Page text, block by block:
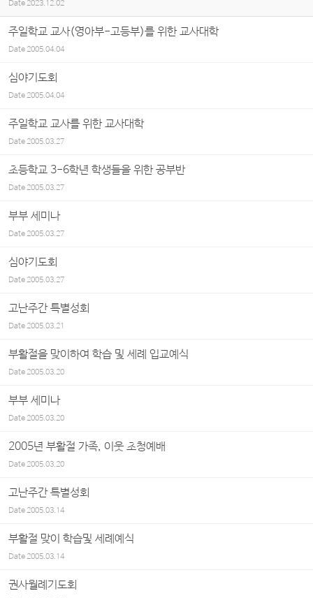
Date 2023.12.02
주일학교 교사(영아부-고등부)를 위한 교사대학
Date2005.04.04
심야기도회
Date2005.04.04
주일학교 교사를 위한 교사대학
Date2005.03.27
초등학교 3-6학년 학생들을 위한 공부반
Date2005.03.27
부부 세미나
Date2005.03.27
심야기도회
Date2005.03.27
고난주간 특별성회
Date2005.03.21
부활절을 맞이하여 학습 및 세례 입교예식
Date2005.03.20
부부 세미나
Date2005.03.20
2005년 부활절 가족, 이웃 초청예배
Date2005.03.20
고난주간 특별성회
Date2005.03.14
부활절 맞이 학습및 세례예식
Date2005.03.14
권사월례기도회